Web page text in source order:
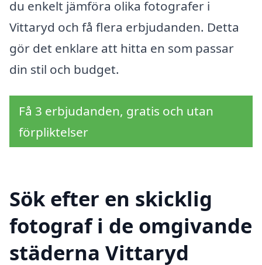
du enkelt jämföra olika fotografer i
Vittaryd och få flera erbjudanden. Detta
gör det enklare att hitta en som passar
din stil och budget.
Få 3 erbjudanden, gratis och utan
förpliktelser
Sök efter en skicklig
fotograf i de omgivande
städerna Vittaryd